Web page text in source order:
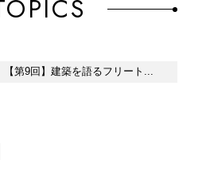
【第9回】建築を語るフリート...